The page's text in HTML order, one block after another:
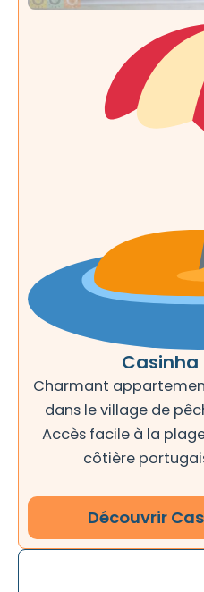
Charmant
dans le village de
Accès facile à la
côtière
Découvrir